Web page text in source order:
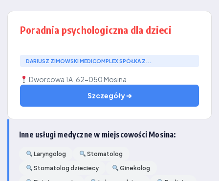
Poradnia psychologiczna dla dzieci
DARIUSZ ZIMOWSKI MEDICOMPLEX SPÓŁKA Z...
Dworcowa 1A, 62-050 Mosina
Szczegóły ➔
Inne usługi medyczne w miejscowości Mosina:
Laryngolog
Stomatolog
Stomatolog dzieciecy
Ginekolog